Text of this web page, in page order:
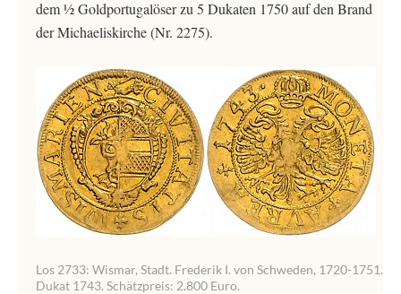
dem ½ Goldportugalöser zu 5 Dukaten 1750 auf den Brand
der Michaeliskirche (Nr. 2275).
Los 2733: Wismar, Stadt. Frederik I. von Schweden, 1720-1751.
Dukat 1743. Schätzpreis: 2.800 Euro.